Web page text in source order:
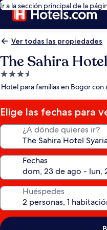
Ir a la sección principal de la
Ver todas las propiedades
The Sahira
Propiedad
de
estrellas
Hotel para familias en Bogor
Elige las fechas para
¿A dónde quieres ir?
Fechas
Huéspedes